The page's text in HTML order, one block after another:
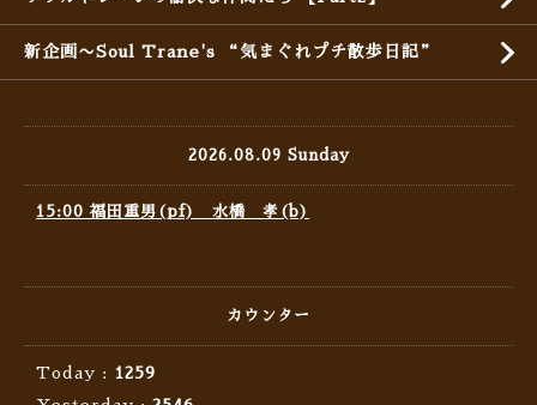
新企画〜Soul Trane's “気まぐれプチ散歩日記”
2026.08.09 Sunday
15:00 福田重男(pf) 水橋 孝(b)
カウンター
Today :
1259